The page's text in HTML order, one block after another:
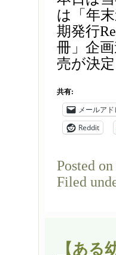
は「年
期発行
冊」企
売が決
共有:
メールアド
Reddit
Posted on
Filed
【ある